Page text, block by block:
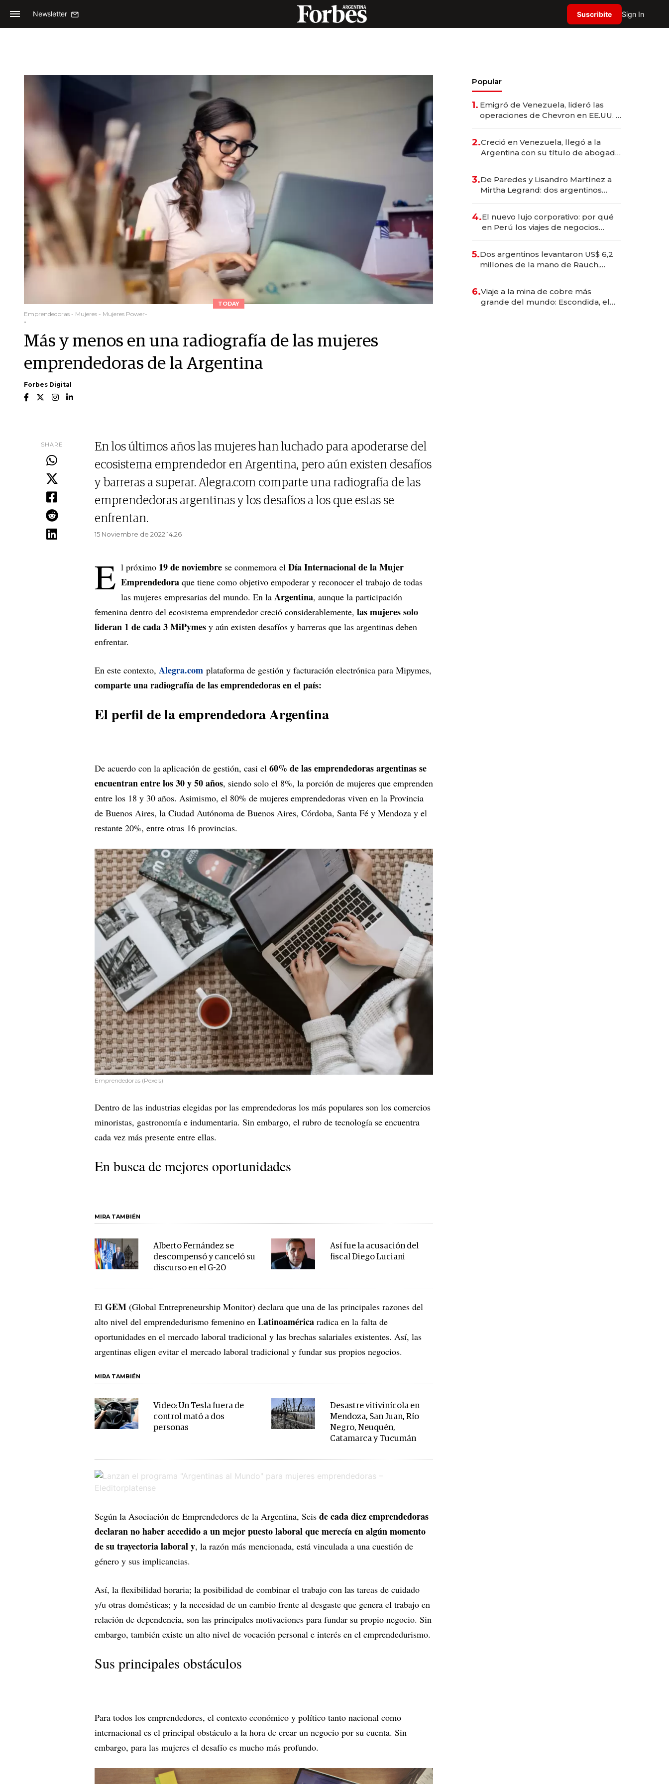
Newsletter Suscribite Sign In
TODAY
Emprendedoras - Mujeres - Mujeres Power-
-
Más y menos en una radiografía de las mujeres
emprendedoras de la Argentina
Forbes Digital
SHARE
En los últimos años las mujeres han luchado para apoderarse del
ecosistema emprendedor en Argentina, pero aún existen desafíos
y barreras a superar. Alegra.com comparte una radiografía de las
emprendedoras argentinas y los desafíos a los que estas se
enfrentan.
15 Noviembre de 2022 14.26
E l próximo 19 de noviembre se conmemora el Día Internacional de la Mujer
Emprendedora que tiene como objetivo empoderar y reconocer el trabajo de todas
las mujeres empresarias del mundo. En la Argentina, aunque la participación
femenina dentro del ecosistema emprendedor creció considerablemente, las mujeres solo
lideran 1 de cada 3 MiPymes y aún existen desafíos y barreras que las argentinas deben
enfrentar.
En este contexto, Alegra.com plataforma de gestión y facturación electrónica para Mipymes,
comparte una radiografía de las emprendedoras en el país:
El perfil de la emprendedora Argentina
De acuerdo con la aplicación de gestión, casi el 60% de las emprendedoras argentinas se
encuentran entre los 30 y 50 años, siendo solo el 8%, la porción de mujeres que emprenden
entre los 18 y 30 años. Asimismo, el 80% de mujeres emprendedoras viven en la Provincia
de Buenos Aires, la Ciudad Autónoma de Buenos Aires, Córdoba, Santa Fé y Mendoza y el
restante 20%, entre otras 16 provincias.
Emprendedoras (Pexels)
Dentro de las industrias elegidas por las emprendedoras los más populares son los comercios
minoristas, gastronomía e indumentaria. Sin embargo, el rubro de tecnología se encuentra
cada vez más presente entre ellas.
En busca de mejores oportunidades
MIRA TAMBIÉN
Alberto Fernández se
descompensó y canceló su
discurso en el G-20
Así fue la acusación del
fiscal Diego Luciani
El GEM (Global Entrepreneurship Monitor) declara que una de las principales razones del
alto nivel del emprendedurismo femenino en Latinoamérica radica en la falta de
oportunidades en el mercado laboral tradicional y las brechas salariales existentes. Así, las
argentinas eligen evitar el mercado laboral tradicional y fundar sus propios negocios.
MIRA TAMBIÉN
Video: Un Tesla fuera de
control mató a dos
personas
Desastre vitivinícola en
Mendoza, San Juan, Río
Negro, Neuquén,
Catamarca y Tucumán
Según la Asociación de Emprendedores de la Argentina, Seis de cada diez emprendedoras
declaran no haber accedido a un mejor puesto laboral que merecía en algún momento
de su trayectoria laboral y, la razón más mencionada, está vinculada a una cuestión de
género y sus implicancias.
Así, la flexibilidad horaria; la posibilidad de combinar el trabajo con las tareas de cuidado
y/u otras domésticas; y la necesidad de un cambio frente al desgaste que genera el trabajo en
relación de dependencia, son las principales motivaciones para fundar su propio negocio. Sin
embargo, también existe un alto nivel de vocación personal e interés en el emprendedurismo.
Sus principales obstáculos
Para todos los emprendedores, el contexto económico y político tanto nacional como
internacional es el principal obstáculo a la hora de crear un negocio por su cuenta. Sin
embargo, para las mujeres el desafío es mucho más profundo.
Popular
1. Emigró de Venezuela, lideró las
operaciones de Chevron en EE.UU. y
2.Creció en Venezuela, llegó a la
Argentina con su título de abogado
marcas "fast premium"
3.De Paredes y Lisandro Martínez a
Mirtha Legrand: dos argentinos
4.El nuevo lujo corporativo: por qué
en Perú los viajes de negocios
transformadoras
5.Dos argentinos levantaron US$ 6,2
millones de la mano de Rauch,
6.Viaje a la mina de cobre más
grande del mundo: Escondida, el